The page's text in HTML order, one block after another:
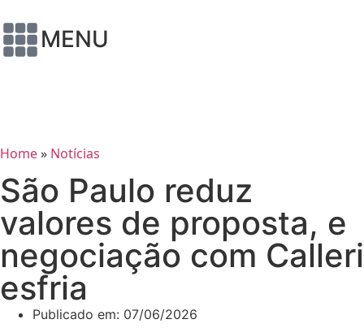
MENU
Home» Notícias
São Paulo reduz
valores de proposta, e
negociação com Calleri
esfria
Publicado em: 07/06/2026